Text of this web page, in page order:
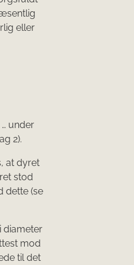
eller
under
2).
at dyret
stod
dette (se
diameter
mod
til det